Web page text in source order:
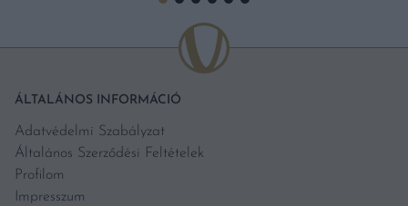
ÁLTALÁNOS INFORMÁCIÓ
Adatvédelmi Szabályzat
Általános Szerződési Feltételek
Profilom
Impresszum